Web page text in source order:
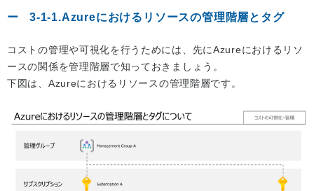
3-1-1.Azureにおけるリソースの管理階層とタグ
コストの管理や可視化を行うためには、先にAzureにおけるリソ
ースの関係を管理階層で知っておきましょう。
下図は、Azureにおけるリソースの管理階層です。